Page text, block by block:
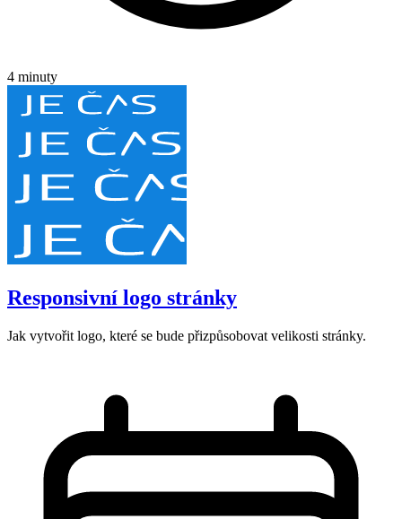
4 minuty
Responsivní logo stránky
Jak vytvořit logo, které se bude přizpůsobovat velikosti stránky.